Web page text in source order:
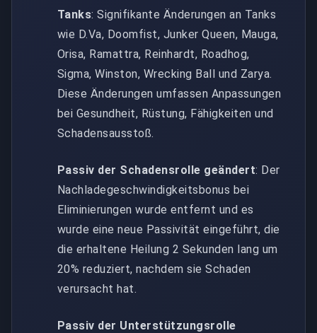
Tanks: Signifikante Änderungen an Tanks
wie D.Va, Doomfist, Junker Queen, Mauga,
Orisa, Ramattra, Reinhardt, Roadhog,
Sigma, Winston, Wrecking Ball und Zarya.
Diese Änderungen umfassen Anpassungen
bei Gesundheit, Rüstung, Fähigkeiten und
Schadensausstoß.
Passiv der Schadensrolle geändert: Der
Nachladegeschwindigkeitsbonus bei
Eliminierungen wurde entfernt und es
wurde eine neue Passivität eingeführt, die
die erhaltene Heilung 2 Sekunden lang um
20% reduziert, nachdem sie Schaden
verursacht hat.
Passiv der Unterstützungsrolle